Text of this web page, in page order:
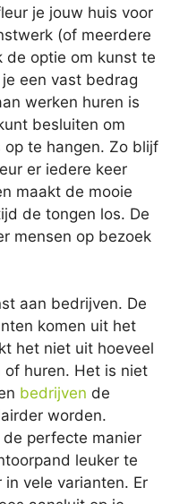
je jouw huis voor
(of meerdere
de optie om kunst te
een vast bedrag
werken huren is
besluiten om
te hangen. Zo blijf
er iedere keer
maakt de mooie
de tongen los. De
mensen op bezoek
aan bedrijven. De
komen uit het
het niet uit hoeveel
huren. Het is niet
bedrijven de
worden.
perfecte manier
leuker te
vele varianten. Er